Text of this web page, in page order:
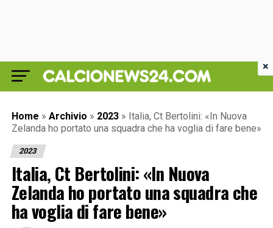
Home » Archivio » 2023 » Italia, Ct Bertolini: «In Nuova
Zelanda ho portato una squadra che ha voglia di fare bene»
2023
Italia, Ct Bertolini: «In Nuova
Zelanda ho portato una squadra che
ha voglia di fare bene»
×